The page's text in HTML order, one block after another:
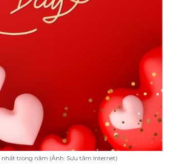
trong năm (Ảnh: Sưu tầm Internet)